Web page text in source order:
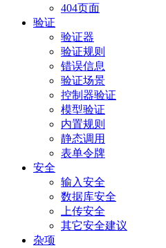
404页面
验证
验证器
验证规则
错误信息
验证场景
控制器验证
模型验证
内置规则
静态调用
表单令牌
安全
输入安全
数据库安全
上传安全
其它安全建议
杂项